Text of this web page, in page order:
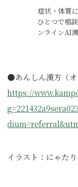
症状・体質
ひとつで相
ンラインAI
●あんしん漢方（オ
https://
イラスト：にゃたり